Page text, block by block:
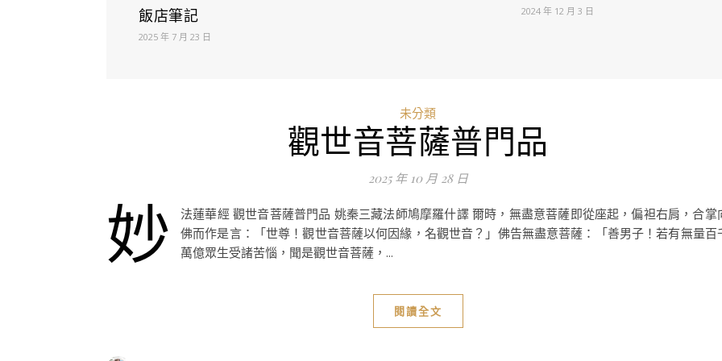
飯店筆記
2025 年 7 月 23 日
2024 年 12 月 3 日
未分類
觀世音菩薩普門品
2025 年 10 月 28 日
妙
法蓮華經 觀世音菩薩普門品 姚秦三藏法師鳩摩羅什譯 爾時，無盡意菩薩即從座起，偏袒右肩，合掌
佛而作是言：「世尊！觀世音菩薩以何因緣，名觀世音？」佛告無盡意菩薩：「善男子！若有無量百
萬億眾生受諸苦惱，聞是觀世音菩薩，...
閱讀全文